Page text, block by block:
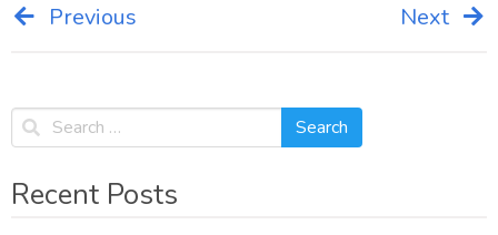
Post
navigation
Previous Next
Recent Posts